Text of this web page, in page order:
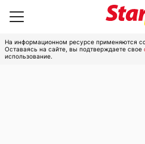
На информационном ресурсе применяются
Оставаясь на сайте, вы подтверждаете свое
использование.